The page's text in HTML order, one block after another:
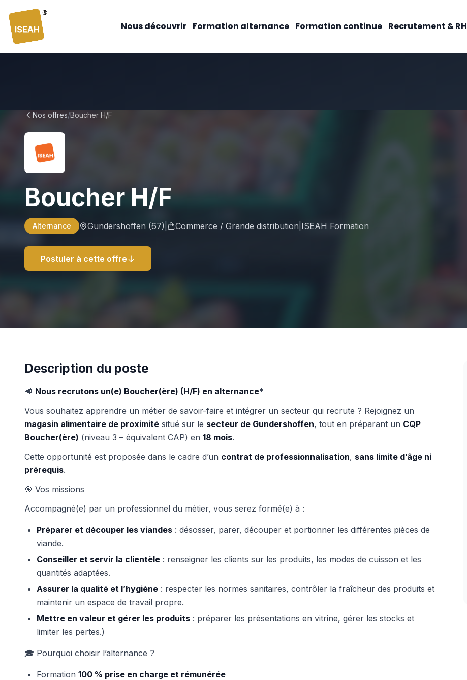
Nous découvrir Formation alternance Formation continue Recrutement & RH
Nos offres/Boucher H/F
Boucher H/F
Alternance Gundershoffen (67) Commerce / Grande distribution ISEAH Formation
Postuler à cette offre
Description du poste
🥩 Nous recrutons un(e) Boucher(ère) (H/F) en alternance*
Vous souhaitez apprendre un métier de savoir-faire et intégrer un secteur qui recrute ? Rejoignez un
magasin alimentaire de proximité situé sur le secteur de Gundershoffen, tout en préparant un CQP
Boucher(ère) (niveau 3 – équivalent CAP) en 18 mois.
Cette opportunité est proposée dans le cadre d’un contrat de professionnalisation, sans limite d’âge ni
prérequis.
🎯 Vos missions
Accompagné(e) par un professionnel du métier, vous serez formé(e) à :
Préparer et découper les viandes : désosser, parer, découper et portionner les différentes pièces de
viande.
Conseiller et servir la clientèle : renseigner les clients sur les produits, les modes de cuisson et les
quantités adaptées.
Assurer la qualité et l’hygiène : respecter les normes sanitaires, contrôler la fraîcheur des produits et
maintenir un espace de travail propre.
Mettre en valeur et gérer les produits : préparer les présentations en vitrine, gérer les stocks et
limiter les pertes.)
🎓 Pourquoi choisir l’alternance ?
Formation 100 % prise en charge et rémunérée